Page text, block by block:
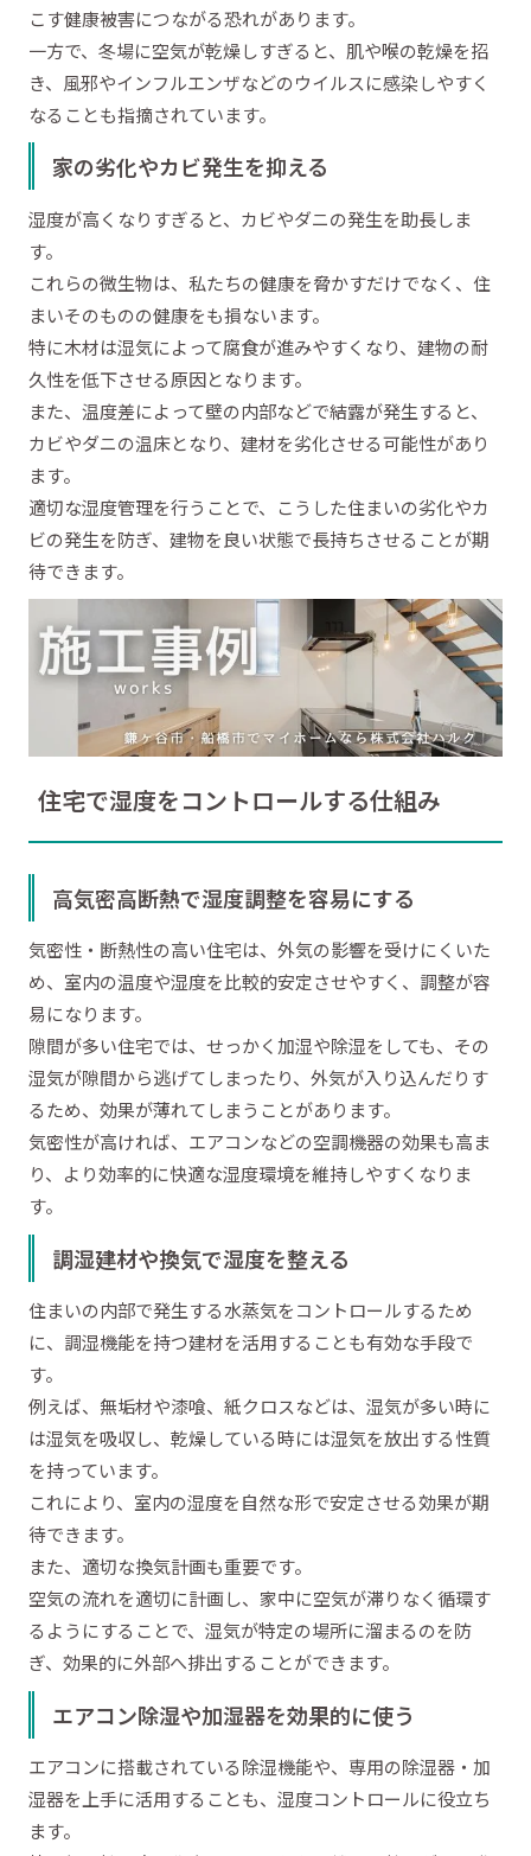
こす健康被害につながる恐れがあります。
一方で、冬場に空気が乾燥しすぎると、肌や喉の乾燥を招
き、風邪やインフルエンザなどのウイルスに感染しやすく
なることも指摘されています。
家の劣化やカビ発生を抑える
湿度が高くなりすぎると、カビやダニの発生を助長しま
す。
これらの微生物は、私たちの健康を脅かすだけでなく、住
まいそのものの健康をも損ないます。
特に木材は湿気によって腐食が進みやすくなり、建物の耐
久性を低下させる原因となります。
また、温度差によって壁の内部などで結露が発生すると、
カビやダニの温床となり、建材を劣化させる可能性があり
ます。
適切な湿度管理を行うことで、こうした住まいの劣化やカ
ビの発生を防ぎ、建物を良い状態で長持ちさせることが期
待できます。
住宅で湿度をコントロールする仕組み
高気密高断熱で湿度調整を容易にする
気密性・断熱性の高い住宅は、外気の影響を受けにくいた
め、室内の温度や湿度を比較的安定させやすく、調整が容
易になります。
隙間が多い住宅では、せっかく加湿や除湿をしても、その
湿気が隙間から逃げてしまったり、外気が入り込んだりす
るため、効果が薄れてしまうことがあります。
気密性が高ければ、エアコンなどの空調機器の効果も高ま
り、より効率的に快適な湿度環境を維持しやすくなりま
す。
調湿建材や換気で湿度を整える
住まいの内部で発生する水蒸気をコントロールするため
に、調湿機能を持つ建材を活用することも有効な手段で
す。
例えば、無垢材や漆喰、紙クロスなどは、湿気が多い時に
は湿気を吸収し、乾燥している時には湿気を放出する性質
を持っています。
これにより、室内の湿度を自然な形で安定させる効果が期
待できます。
また、適切な換気計画も重要です。
空気の流れを適切に計画し、家中に空気が滞りなく循環す
るようにすることで、湿気が特定の場所に溜まるのを防
ぎ、効果的に外部へ排出することができます。
エアコン除湿や加湿器を効果的に使う
エアコンに搭載されている除湿機能や、専用の除湿器・加
湿器を上手に活用することも、湿度コントロールに役立ち
ます。